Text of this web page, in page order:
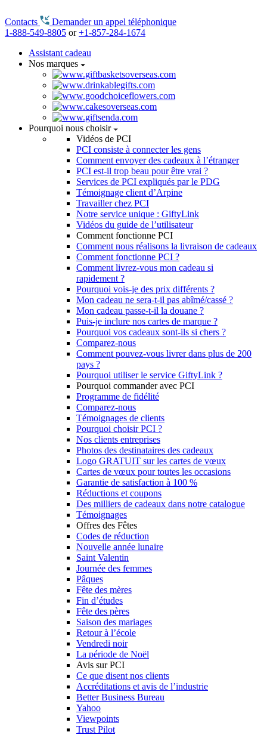
Contacts
Demander un appel téléphonique
1-888-549-8805 or+1-857-284-1674
Assistant cadeau
Nos marques
Pourquoi nous choisir
Vidéos de PCI
PCI consiste à connecter les gens
Comment envoyer des cadeaux à l’étranger
PCI est-il trop beau pour être vrai ?
Services de PCI expliqués par le PDG
Témoignage client d’Arpine
Travailler chez PCI
Notre service unique : GiftyLink
Vidéos du guide de l’utilisateur
Comment fonctionne PCI
Comment nous réalisons la livraison de cadeaux
Comment fonctionne PCI ?
Comment livrez-vous mon cadeau si
rapidement ?
Pourquoi vois-je des prix différents ?
Mon cadeau ne sera-t-il pas abîmé/cassé ?
Mon cadeau passe-t-il la douane ?
Puis-je inclure nos cartes de marque ?
Pourquoi vos cadeaux sont-ils si chers ?
Comparez-nous
Comment pouvez-vous livrer dans plus de 200
pays ?
Pourquoi utiliser le service GiftyLink ?
Pourquoi commander avec PCI
Programme de fidélité
Comparez-nous
Témoignages de clients
Pourquoi choisir PCI ?
Nos clients entreprises
Photos des destinataires des cadeaux
Logo GRATUIT sur les cartes de vœux
Cartes de vœux pour toutes les occasions
Garantie de satisfaction à 100 %
Réductions et coupons
Des milliers de cadeaux dans notre catalogue
Témoignages
Offres des Fêtes
Codes de réduction
Nouvelle année lunaire
Saint Valentin
Journée des femmes
Pâques
Fête des mères
Fin d’études
Fête des pères
Saison des mariages
Retour à l’école
Vendredi noir
La période de Noël
Avis sur PCI
Ce que disent nos clients
Accréditations et avis de l’industrie
Better Business Bureau
Yahoo
Viewpoints
Trust Pilot